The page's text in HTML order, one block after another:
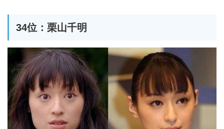
34位：栗山千明